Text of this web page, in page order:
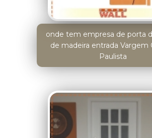
onde tem empresa de porta
de madeira entrada Vargem
Paulista